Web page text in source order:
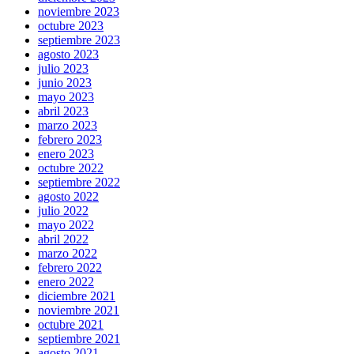
noviembre 2023
octubre 2023
septiembre 2023
agosto 2023
julio 2023
junio 2023
mayo 2023
abril 2023
marzo 2023
febrero 2023
enero 2023
octubre 2022
septiembre 2022
agosto 2022
julio 2022
mayo 2022
abril 2022
marzo 2022
febrero 2022
enero 2022
diciembre 2021
noviembre 2021
octubre 2021
septiembre 2021